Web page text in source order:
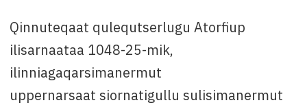
Qinnuteqaat qulequtserlugu Atorfiup
ilisarnaataa 1048-25-mik,
ilinniagaqarsimanermut
uppernarsaat siornatigullu sulisimanermut